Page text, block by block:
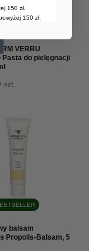
VERRU
Pasta do pielęgnacji
/ szt.
balsam
Propolis-Balsam, 5
150 zł.
150 zł.